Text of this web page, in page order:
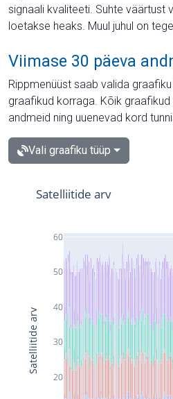
signaali kvaliteeti. Suhte väärtust
loetakse heaks. Muul juhul on
Viimase 30 päeva
Rippmenüüst saab valida
graafikud korraga. Kõik
andmeid ning uuenevad kord
Vali graafiku tüüp
20
30
40
50
60
Satelliitide arv
Satelliitide arv